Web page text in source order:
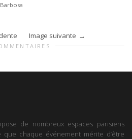
Image suivante
de nombreux espaces parisiens
chaque événement mérite d’être